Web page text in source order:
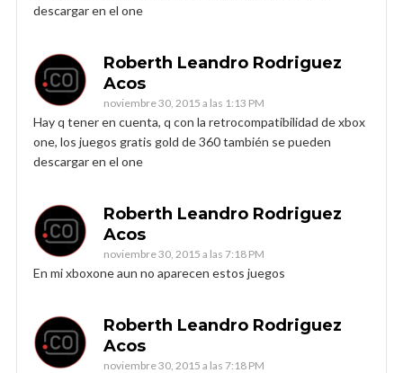
descargar en el one
Roberth Leandro Rodriguez
Acos
noviembre 30, 2015 a las 1:13 PM
Hay q tener en cuenta, q con la retrocompatibilidad de xbox
one, los juegos gratis gold de 360 también se pueden
descargar en el one
Roberth Leandro Rodriguez
Acos
noviembre 30, 2015 a las 7:18 PM
En mi xboxone aun no aparecen estos juegos
Roberth Leandro Rodriguez
Acos
noviembre 30, 2015 a las 7:18 PM